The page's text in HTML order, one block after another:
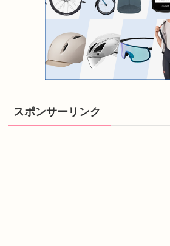
スポンサーリンク